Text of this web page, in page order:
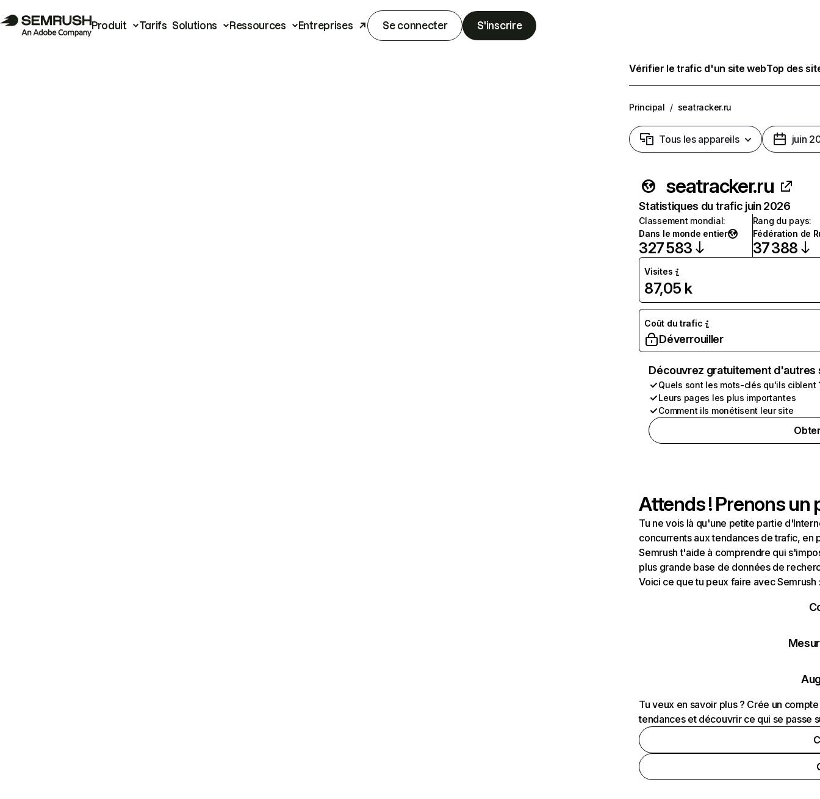
Produit Tarifs Solutions Ressources Entreprises Se connecter S'inscrire
Vérifier le trafic d'un site webTop des
Principal / seatracker.ru
Tous les appareils juin
seatracker.ru
Statistiques du trafic juin 2026
Classement mondial:
Dans le monde entier
327 583
Rang du pays:
Fédération de
37 388
Visites
87,05 k
Coût du trafic
Déverrouiller
Découvrez gratuitement
Quels sont les mots-clés qu'ils ciblent
Leurs pages les plus importantes
Comment ils monétisent leur site
Attends ! Prenons un
Tu ne vois là qu'une petite partie
concurrents aux tendances de trafic, en
Semrush t'aide à comprendre qui
plus grande base de données de
Voici ce que tu peux faire avec Semrush
Tu veux en savoir plus ? Crée un
tendances et découvrir ce qui se passe